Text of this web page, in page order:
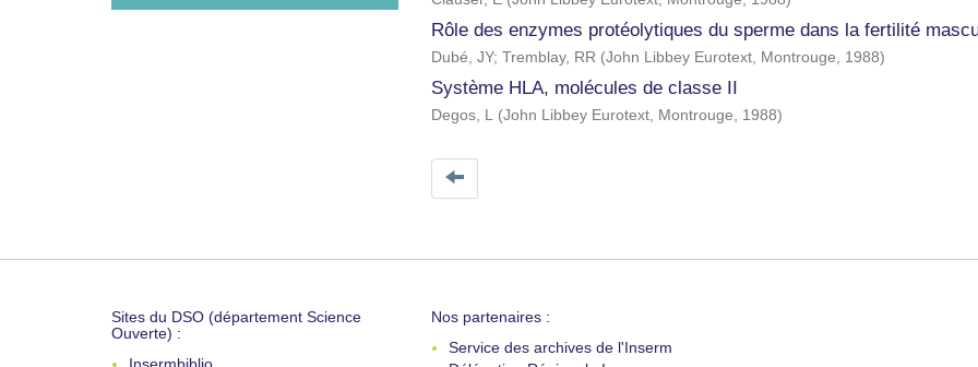
Rôle des enzymes protéolytiques du sperme dans la fertilité
Dubé, JY; Tremblay, RR (John Libbey Eurotext, Montrouge, 1988)
Système HLA, molécules de classe II
Degos, L (John Libbey Eurotext, Montrouge, 1988)
Sites du DSO (département Science
Ouverte) :
Nos partenaires :
Service des archives de l'Inserm